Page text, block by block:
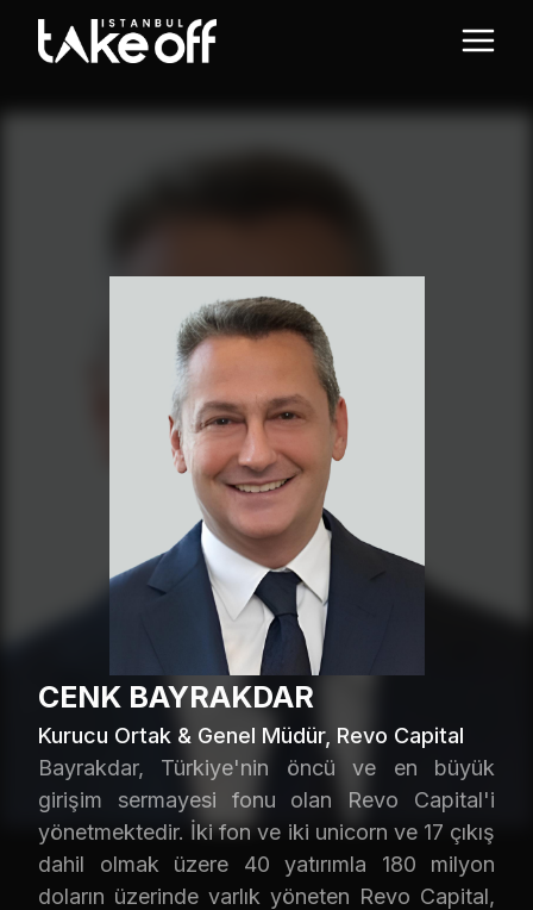
CENK BAYRAKDAR
Kurucu Ortak & Genel Müdür, Revo Capital
Bayrakdar, Türkiye'nin öncü ve en büyük
girişim sermayesi fonu olan Revo Capital'i
yönetmektedir. İki fon ve iki unicorn ve 17 çıkış
dahil olmak üzere 40 yatırımla 180 milyon
doların üzerinde varlık yöneten Revo Capital,